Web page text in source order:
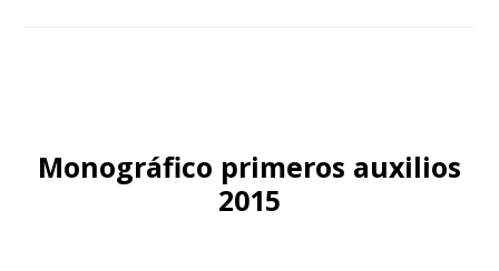
libre
Monográfico primeros auxilios
2015